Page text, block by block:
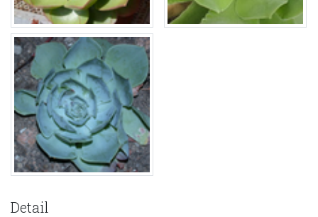
Detail